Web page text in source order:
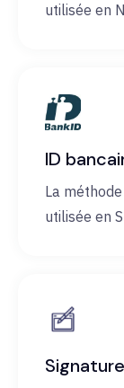
utilisée en
ID
La
utilisée en